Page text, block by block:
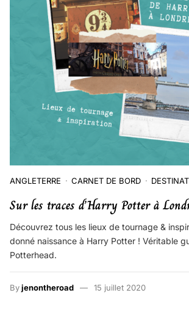
ANGLETERRE CARNET DE BORD
Sur les traces d’Harry Potter à
Découvrez tous les lieux de tournage &
donné naissance à Harry Potter ! Véritable
Potterhead.
Byjenontheroad 15 juillet 2020